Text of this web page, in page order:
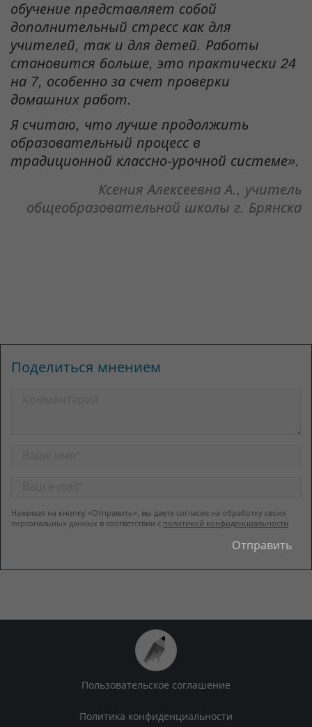
обучение представляет собой
дополнительный стресс как для
учителей, так и для детей. Работы
становится больше, это практически 24
на 7, особенно за счет проверки
домашних работ.
Я считаю, что лучше продолжить
образовательный процесс в
традиционной классно-урочной системе».
Ксения Алексеевна А., учитель
общеобразовательной школы г. Брянска
Поделиться мнением
Нажимая на кнопку «Отправить», вы даете согласие на обработку своих
персональных данных в соответствии с политикой конфиденциальности
Пользовательское соглашение
Политика конфиденциальности